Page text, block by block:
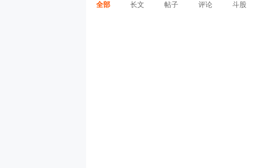
全部 长文 帖子 评论 斗股